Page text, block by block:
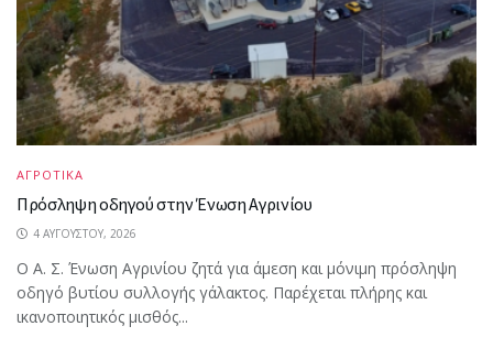
ΑΓΡΟΤΙΚΑ
Πρόσληψη οδηγού στην Ένωση Αγρινίου
4 ΑΥΓΟΎΣΤΟΥ, 2026
Ο Α. Σ. Ένωση Αγρινίου ζητά για άμεση και μόνιμη πρόσληψη
οδηγό βυτίου συλλογής γάλακτος. Παρέχεται πλήρης και
ικανοποιητικός μισθός...